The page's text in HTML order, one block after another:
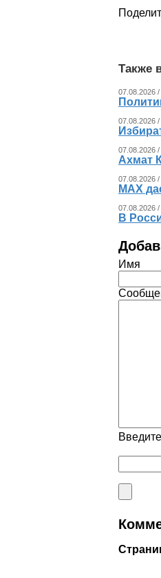
Также
07.08.2026
07.08.2026
07.08.2026
Ахмат
07.08.2026
MAX
07.08.2026
В
Имя